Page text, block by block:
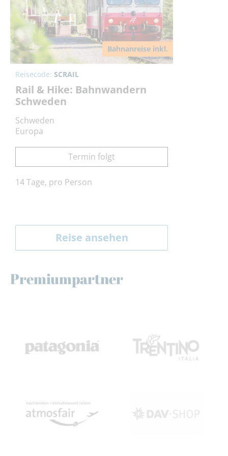
Bahnanreise inkl.
Reisecode: SCRAIL
Rail & Hike: Bahnwandern
Schweden
Schweden
Europa
Termin folgt
14 Tage, pro Person
Reise ansehen
Premiumpartner